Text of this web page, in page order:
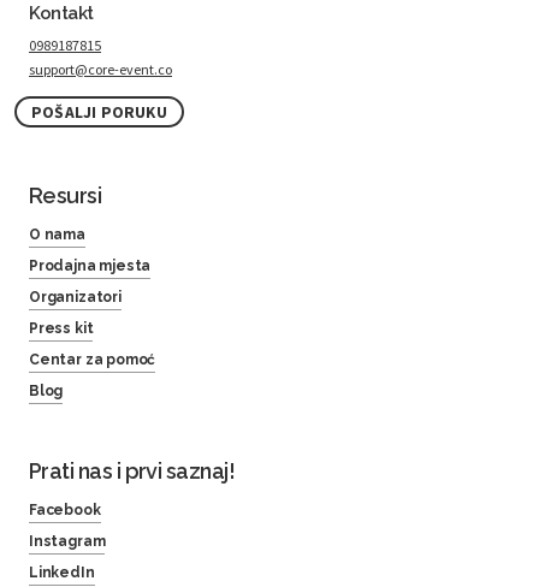
Kontakt
0989187815
support@core-event.co
POŠALJI PORUKU
Resursi
O nama
Prodajna mjesta
Organizatori
Press kit
Centar za pomoć
Blog
Prati nas i prvi saznaj!
Facebook
Instagram
LinkedIn